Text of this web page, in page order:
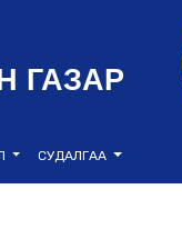
ГАЗАР
СУДАЛГАА